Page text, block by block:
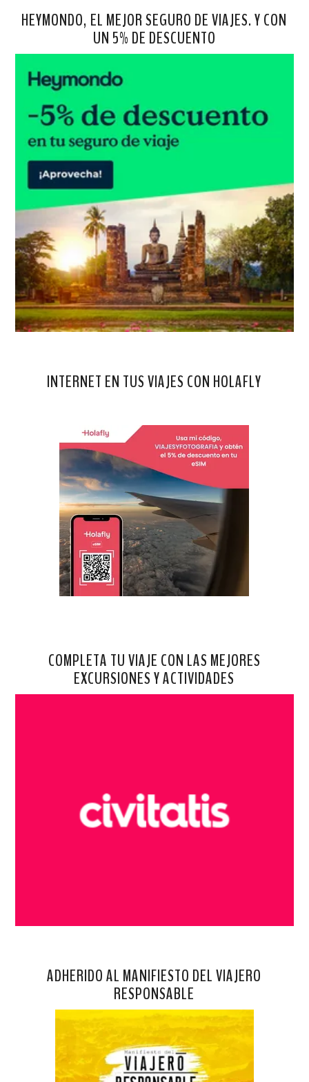
HEYMONDO, EL MEJOR SEGURO DE VIAJES. Y CON
UN 5% DE DESCUENTO
INTERNET EN TUS VIAJES CON HOLAFLY
COMPLETA TU VIAJE CON LAS MEJORES
EXCURSIONES Y ACTIVIDADES
ADHERIDO AL MANIFIESTO DEL VIAJERO
RESPONSABLE